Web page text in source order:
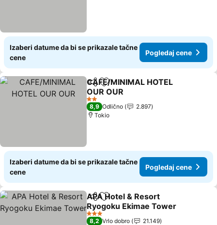
Izaberi datume da bi se prikazale tačne
cene
Pogledaj cene
Deli Dodati u favorite
CAFE/MINIMAL HOTEL
OUR OUR
Pogledaj cene
2 Zvezdice
8,9 Odlično
2.897
Tokio
Izaberi datume da bi se prikazale tačne
cene
Pogledaj cene
Deli Dodati u favorite
APA Hotel & Resort
Ryogoku Ekimae Tower
Pogledaj cene
3 Zvezdice
8,2 Vrlo dobro
21.149